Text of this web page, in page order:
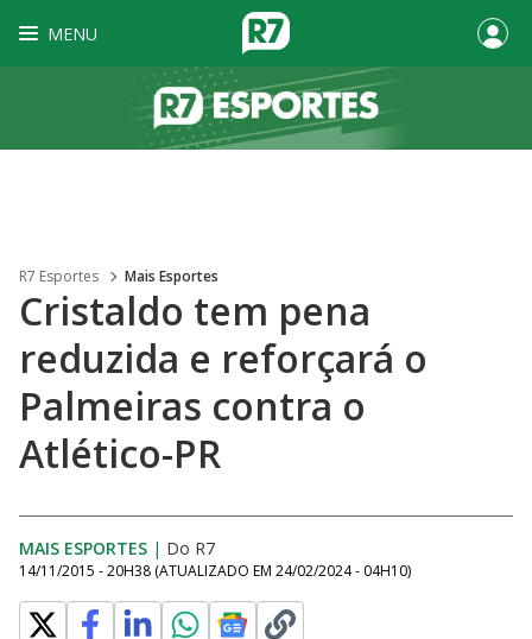
MENU
R7 Esportes Mais Esportes
Cristaldo tem pena
reduzida e reforçará o
Palmeiras contra o
Atlético-PR
MAIS ESPORTES | Do R7
14/11/2015 - 20H38 (ATUALIZADO EM 24/02/2024 - 04H10)